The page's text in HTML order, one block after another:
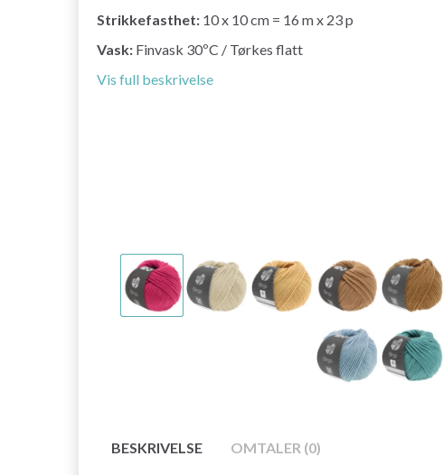
Strikkefasthet: 10 x 10 cm = 16 m x 23 p
Vask: Finvask 30ºC / Tørkes flatt
Vis full beskrivelse
BESKRIVELSE OMTALER (0)